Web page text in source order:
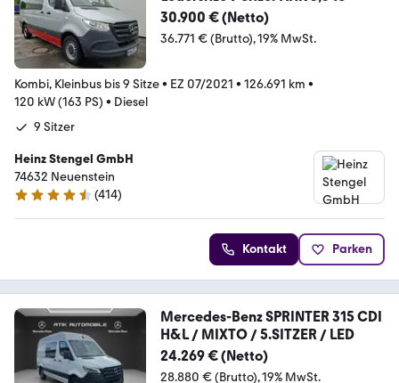
30.900 € (Netto)
36.771 € (Brutto) 19% MwSt.
Kombi, Kleinbus bis 9 Sitze• EZ 07/2021 • 126.691 km •
120 kW (163 PS) • Diesel
9 Sitzer
Heinz Stengel GmbH
74632 Neuenstein
4.7 Sterne
(414)
Kontakt Parken
Mercedes-Benz SPRINTER 315 CDI
H&L / MIXTO / 5.SITZER / LED
24.269 € (Netto)
28.880 € (Brutto) 19% MwSt.